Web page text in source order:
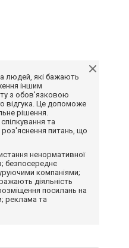
людей, які бажають
іншим
з обов'язковою
відгука. Це допоможе
рішення.
та
питань, що
ненормативної
безпосереднє
компаніями;
діяльність
посилань на
реклама та